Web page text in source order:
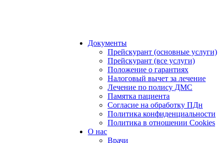
Документы
Прейскурант (основные услуги)
Прейскурант (все услуги)
Положение о гарантиях
Налоговый вычет за лечение
Лечение по полису ДМС
Памятка пациента
Согласие на обработку ПДн
Политика конфиденциальности
Политика в отношении Cookies
О нас
Врачи